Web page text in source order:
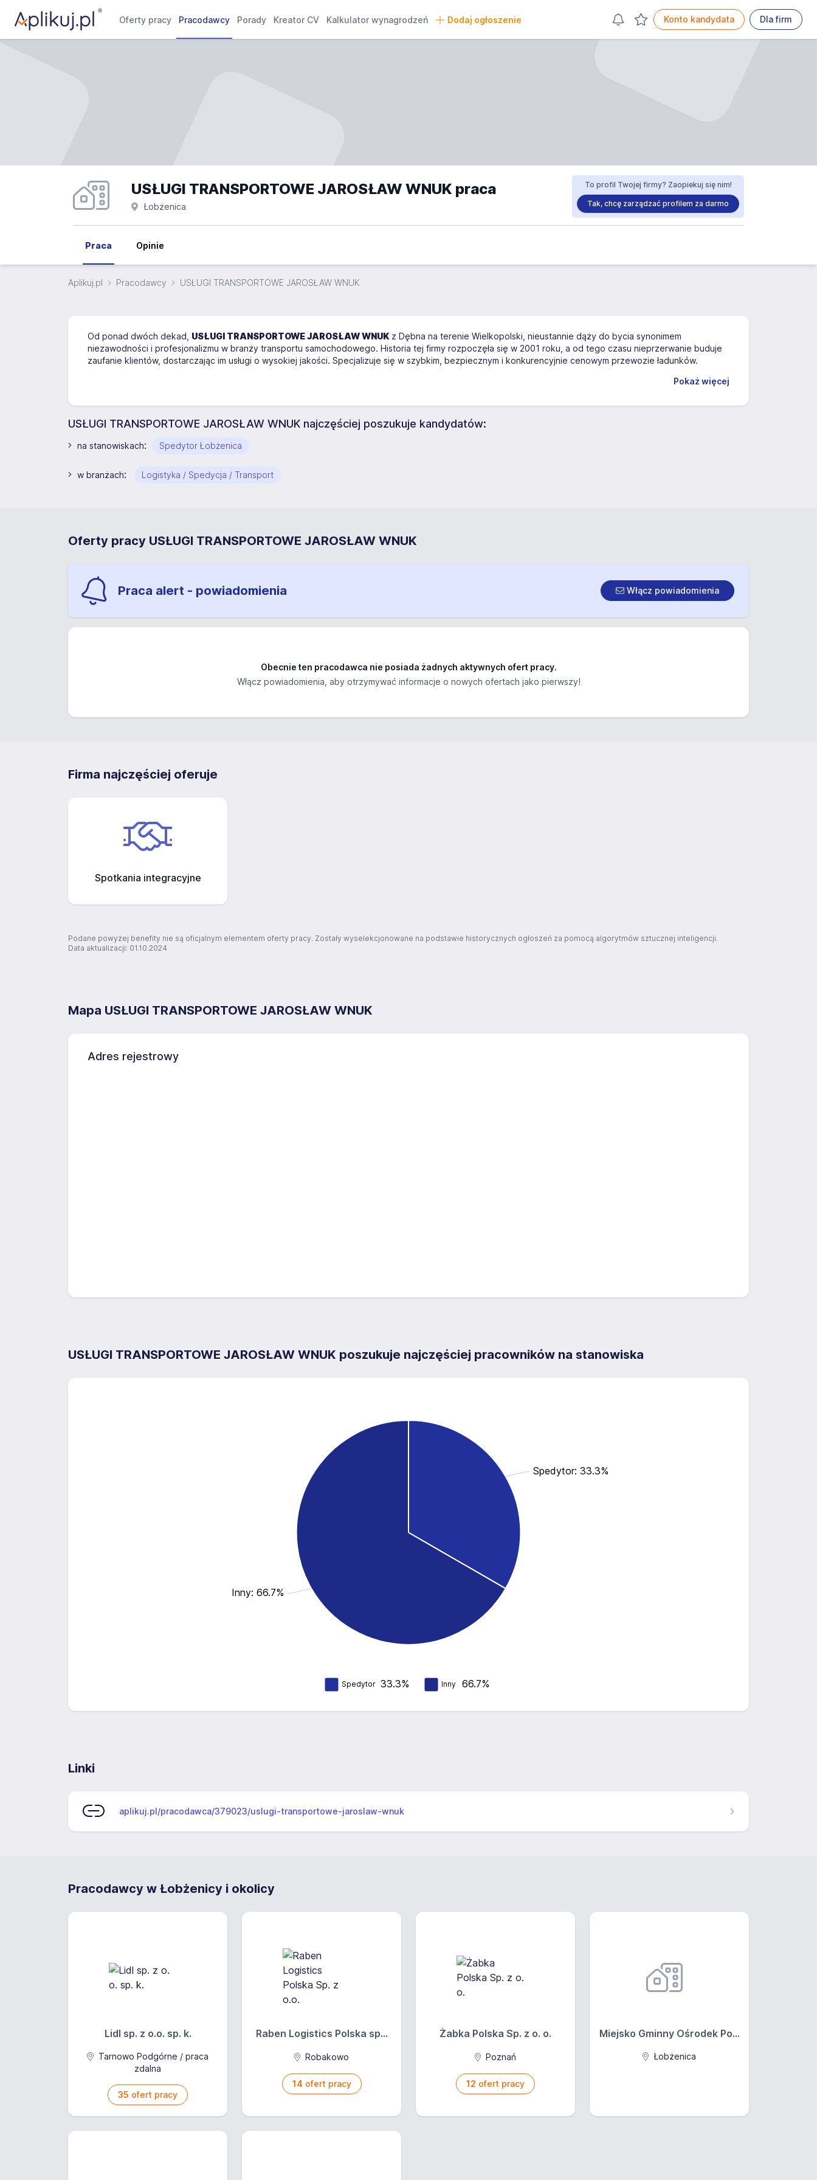
Oferty pracy Pracodawcy Porady Kreator CV Kalkulator wynagrodzeń Dodaj ogłoszenie Konto kandydata Dla firm
USŁUGI TRANSPORTOWE JAROSŁAW WNUK praca
Łobżenica
To profil Twojej firmy? Zaopiekuj się nim!
Tak, chcę zarządzać profilem za darmo
Praca Opinie
Aplikuj.pl Pracodawcy USŁUGI TRANSPORTOWE JAROSŁAW WNUK
Od ponad dwóch dekad, USŁUGI TRANSPORTOWE JAROSŁAW WNUK z Dębna na terenie Wielkopolski, nieustannie dąży do bycia synonimem
niezawodności i profesjonalizmu w branży transportu samochodowego. Historia tej firmy rozpoczęła się w 2001 roku, a od tego czasu nieprzerwanie buduje
zaufanie klientów, dostarczając im usługi o wysokiej jakości. Specjalizuje się w szybkim, bezpiecznym i konkurencyjnie cenowym przewozie ładunków.
Pokaż więcej
USŁUGI TRANSPORTOWE JAROSŁAW WNUK najczęściej poszukuje kandydatów:
na stanowiskach: Spedytor Łobżenica
w branżach: Logistyka / Spedycja / Transport
Oferty pracy USŁUGI TRANSPORTOWE JAROSŁAW WNUK
Praca alert - powiadomienia Włącz powiadomienia
Obecnie ten pracodawca nie posiada żadnych aktywnych ofert pracy.
Włącz powiadomienia, aby otrzymywać informacje o nowych ofertach jako pierwszy!
Firma najczęściej oferuje
Spotkania integracyjne
Podane powyżej benefity nie są oficjalnym elementem oferty pracy. Zostały wyselekcjonowane na podstawie historycznych ogłoszeń za pomocą algorytmów sztucznej inteligencji.
Data aktualizacji: 01.10.2024
Mapa USŁUGI TRANSPORTOWE JAROSŁAW WNUK
Adres rejestrowy
USŁUGI TRANSPORTOWE JAROSŁAW WNUK poszukuje najczęściej pracowników na stanowiska
Spedytor: 33.3%
Inny: 66.7%
Spedytor 33.3% Inny 66.7%
Linki
aplikuj.pl/pracodawca/379023/uslugi-transportowe-jaroslaw-wnuk
Pracodawcy w Łobżenicy i okolicy
Lidl sp. z o.o. sp. k.
Tarnowo Podgórne / praca
zdalna
35 ofert pracy
Raben Logistics Polska sp...
Robakowo
14 ofert pracy
Żabka Polska Sp. z o. o.
Poznań
12 ofert pracy
Miejsko Gminny Ośrodek Po...
Łobżenica